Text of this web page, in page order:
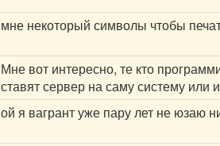
мне некоторый символы чтобы
Мне вот интересно, те кто
ставят сервер на саму систему или
ой я вагрант уже пару лет не юзаю